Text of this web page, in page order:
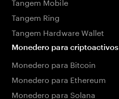
Tangem Ring
Tangem Hardware Wallet
Monedero para criptoactivos
Monedero para Bitcoin
Monedero para Ethereum
Monedero para Solana